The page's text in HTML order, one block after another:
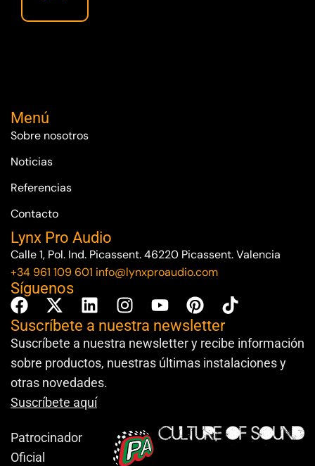
Menú
Sobre nosotros
Noticias
Referencias
Contacto
Lynx Pro Audio
Calle 1, Pol. Ind. Picassent. 46220 Picassent. Valencia
+34 961 109 601 info@lynxproaudio.com
Síguenos
Suscríbete a nuestra newsletter
Suscríbete a nuestra newsletter y recibe información
sobre productos, nuestras últimas instalaciones y
otras novedades.
Suscríbete aquí
Patrocinador
Oficial